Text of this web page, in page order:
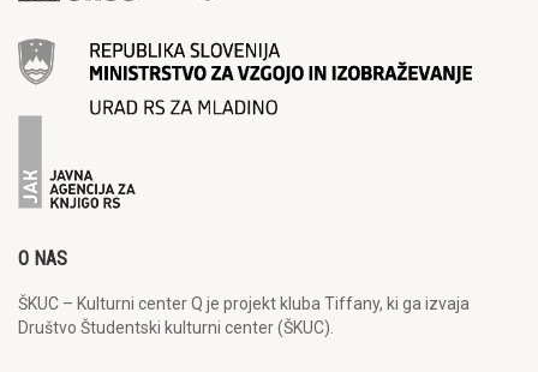
O NAS
ŠKUC – Kulturni center Q je projekt kluba Tiffany, ki ga izvaja
Društvo Študentski kulturni center (ŠKUC).